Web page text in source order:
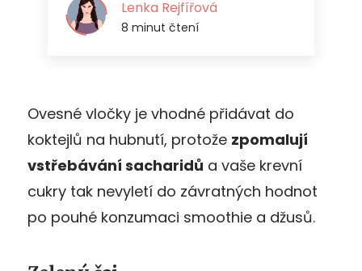
Ovesné vločky je vhodné přidávat do
koktejlů na hubnutí, protože zpomalují
vstřebávání sacharidů a vaše krevní
cukry tak nevyletí do závratných hodnot
po pouhé konzumaci smoothie a džusů.